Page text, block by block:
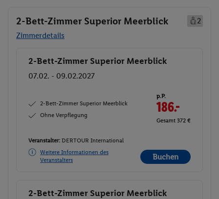
2-Bett-Zimmer Superior Meerblick
2
Zimmerdetails
Buchen
2-Bett-Zimmer Superior Meerblick
07.02. - 09.02.2027
2-Bett-Zimmer Superior Meerblick
Ohne Verpflegung
p.P.
186.-
Gesamt 372 €
Veranstalter: DERTOUR International
Weitere Informationen des
Veranstalters
Buchen
Buchen
2-Bett-Zimmer Superior Meerblick